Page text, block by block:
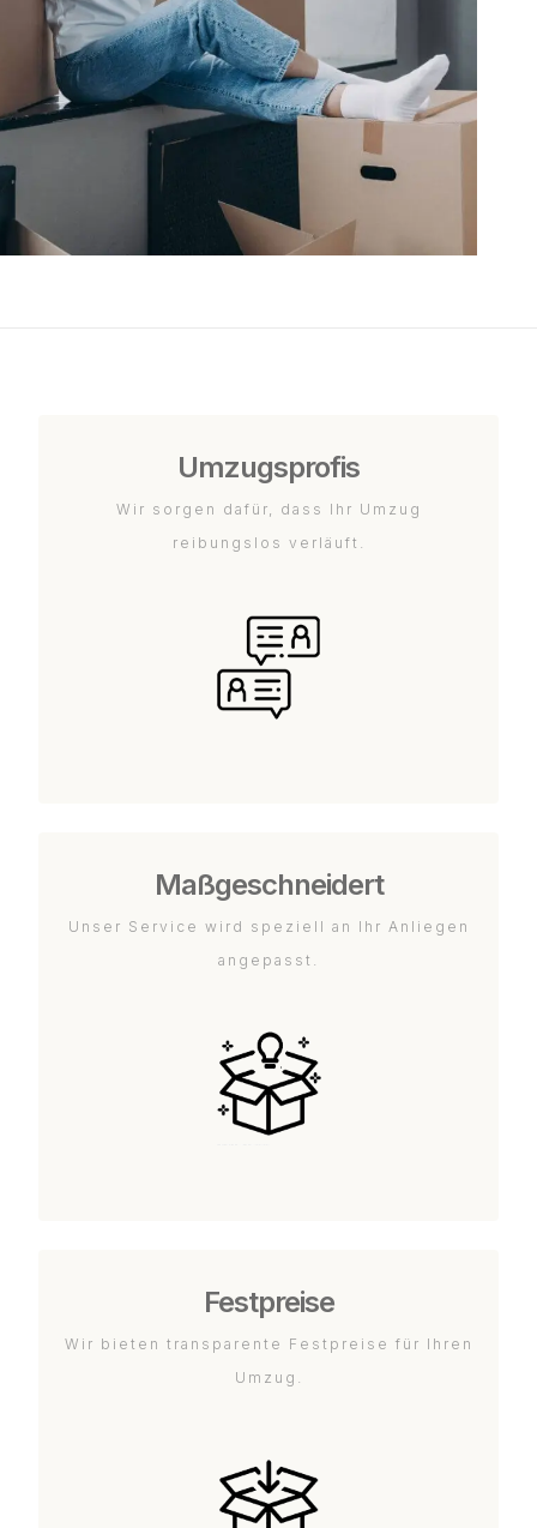
Umzugsprofis
Wir sorgen dafür, dass Ihr Umzug
reibungslos verläuft.
Maßgeschneidert
Unser Service wird speziell an Ihr Anliegen
angepasst.
Festpreise
Wir bieten transparente Festpreise für Ihren
Umzug.